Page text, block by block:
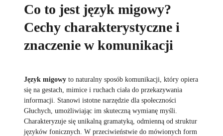
Co to jest język migowy?
Cechy charakterystyczne i
znaczenie w komunikacji
Język migowy to naturalny sposób komunikacji, który opiera
się na gestach, mimice i ruchach ciała do przekazywania
informacji. Stanowi istotne narzędzie dla społeczności
Głuchych, umożliwiając im skuteczną wymianę myśli.
Charakteryzuje się unikalną gramatyką, odmienną od struktur
języków fonicznych. W przeciwieństwie do mówionych form